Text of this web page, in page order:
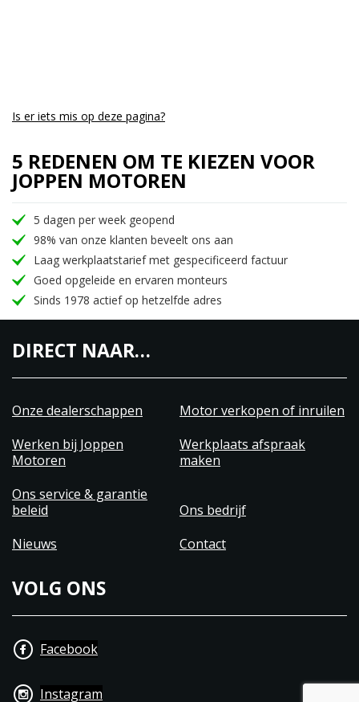
Is er iets mis op deze pagina?
5 REDENEN OM TE KIEZEN VOOR
JOPPEN MOTOREN
5 dagen per week geopend
98% van onze klanten beveelt ons aan
Laag werkplaatstarief met gespecificeerd factuur
Goed opgeleide en ervaren monteurs
Sinds 1978 actief op hetzelfde adres
DIRECT NAAR…
Onze dealerschappen
Motor verkopen of inruilen
Werken bij Joppen
Motoren
Werkplaats afspraak
maken
Ons service & garantie
beleid
Ons bedrijf
Nieuws
Contact
VOLG ONS
Facebook
Instagram